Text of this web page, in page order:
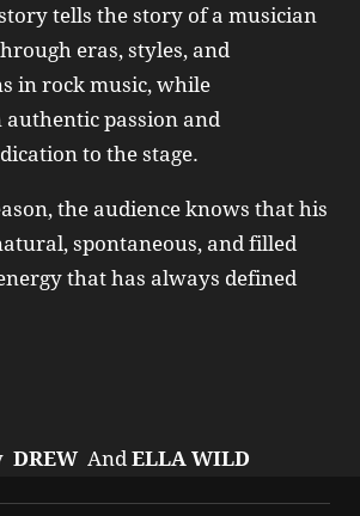
tells the story of a musician
eras, styles, and
in rock music, while
passion and
to the stage.
the audience knows that his
spontaneous, and filled
that has always defined
DREW And ELLA WILD